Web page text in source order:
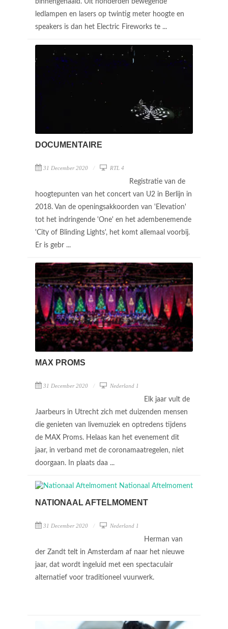
ledlampen en lasers op twintig meter hoogte en
speakers is dan het Electric Fireworks te ...
DOCUMENTAIRE
31 December 2020 RTL 4
Registratie van de
hoogtepunten van het concert van U2 in Berlijn in
2018. Van de openingsakkoorden van 'Elevation'
tot het indringende 'One' en het adembenemende
'City of Blinding Lights', het komt allemaal voorbij.
Er is gebr ...
MAX PROMS
31 December 2020 Nederland 1
Elk jaar vult de
Jaarbeurs in Utrecht zich met duizenden mensen
die genieten van livemuziek en optredens tijdens
de MAX Proms. Helaas kan het evenement dit
jaar, in verband met de coronamaatregelen, niet
doorgaan. In plaats daa ...
NATIONAAL AFTELMOMENT
31 December 2020 Nederland 1
Herman van
der Zandt telt in Amsterdam af naar het nieuwe
jaar, dat wordt ingeluid met een spectaculair
alternatief voor traditioneel vuurwerk.